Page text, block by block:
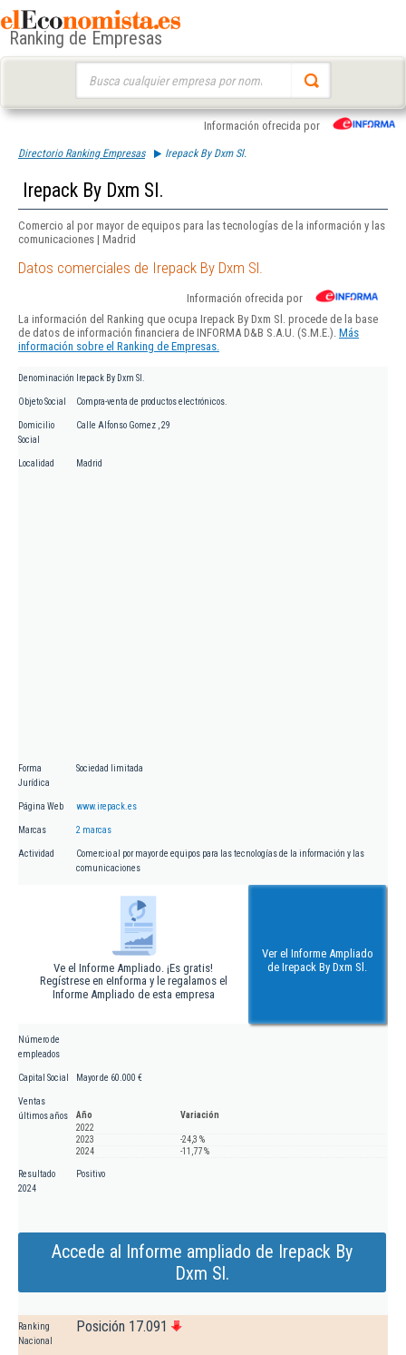
Ranking de Empresas
Información ofrecida por
Directorio Ranking Empresas Irepack By Dxm Sl.
Irepack By Dxm Sl.
Comercio al por mayor de equipos para las tecnologías de la información y las
comunicaciones | Madrid
Datos comerciales de Irepack By Dxm Sl.
Información ofrecida por
La información del Ranking que ocupa Irepack By Dxm Sl. procede de la base
de datos de información financiera de INFORMA D&B S.A.U. (S.M.E.). Más
información sobre el Ranking de Empresas.
Denominación Irepack By Dxm Sl.
Objeto Social Compra-venta de productos electrónicos.
Domicilio
Social
Calle Alfonso Gomez , 29
Localidad Madrid
Forma
Jurídica
Sociedad limitada
Página Web www.irepack.es
Marcas 2 marcas
Actividad
Comercio al por mayor de equipos para las tecnologías de la información y las
comunicaciones
Ve el Informe Ampliado. ¡Es gratis!
Regístrese en eInforma y le regalamos el
Informe Ampliado de esta empresa
Ver el Informe Ampliado
de Irepack By Dxm Sl.
Número de
empleados
Capital Social Mayor de 60.000 €
Ventas
últimos años
Año
Variación
2022
2023
-24,3 %
2024
-11,77 %
Resultado
2024
Positivo
Accede al Informe ampliado de Irepack By
Dxm Sl.
Ranking
Nacional
Posición 17.091